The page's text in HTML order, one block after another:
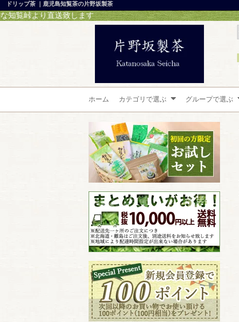
ドリップ茶 ｜鹿児島知覧茶の片野坂製茶
送致します
ホーム カテゴリで選ぶ グループで選ぶ